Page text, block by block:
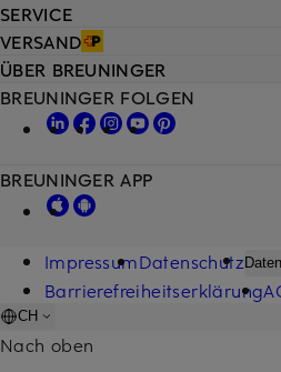
SERVICE
VERSAND
ÜBER BREUNINGER
BREUNINGER FOLGEN
BREUNINGER APP
ImpressumDatenschutz
Barrierefreiheitserklärung
CH
Nach oben